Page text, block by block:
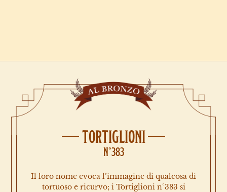
TORTIGLIONI
N°383
Il loro nome evoca l’immagine di qualcosa di
tortuoso e ricurvo; i Tortiglioni n°383 si